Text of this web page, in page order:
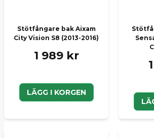
Stötfångare bak Aixam
City Vision S8 (2013-2016)
1 989 kr
LÄGG I KORGEN
Skicka en fråga